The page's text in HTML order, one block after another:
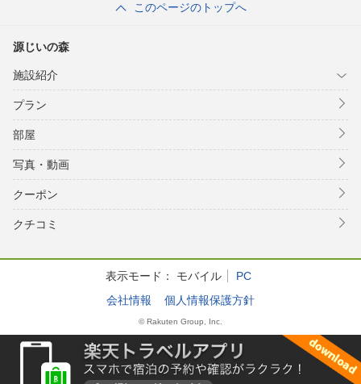
このページのトップへ
源じいの森
施設紹介
プラン
部屋
写真・動画
クーポン
クチコミ
表示モード： モバイル
PC
会社情報
個人情報保護方針
© Rakuten Group, Inc.